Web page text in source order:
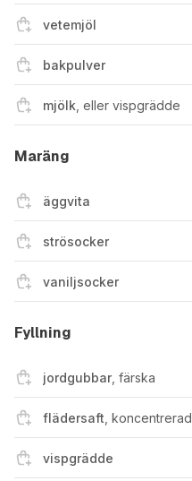
vetemjöl
bakpulver
mjölk eller vispgrädde
Maräng
äggvita
strösocker
vaniljsocker
Fyllning
jordgubbar färska
flädersaft koncentrerad
vispgrädde